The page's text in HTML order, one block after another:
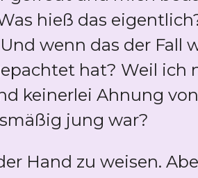
hieß das
wenn das der Fall
hat? Weil ich
keinerlei Ahnung
jung war?
Hand zu weisen.